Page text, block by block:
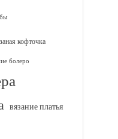
кофточка
болеро
вязание платья